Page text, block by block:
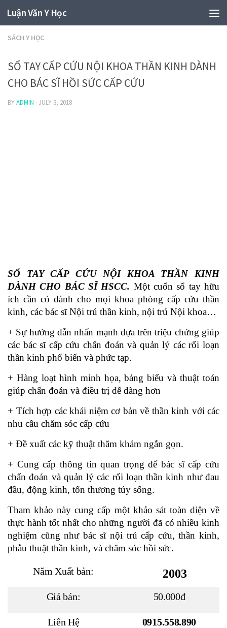
Luận Văn Y Học
SÁCH Y HỌC
SỔ TAY CẤP CỨU NỘI KHOA THẦN KINH DÀNH
CHO BÁC SĨ HỒI SỨC CẤP CỨU
BYADMIN · JULY 3, 2018
SỔ TAY CẤP CỨU NỘI KHOA THẦN KINH
DÀNH CHO BÁC SĨ HSCC. Một cuốn sổ tay hữu
ích cần có dành cho mọi khoa phòng cấp cứu thần
kinh, các bác sĩ Nội trú thần kinh, nội trú Nội khoa…
+ Sự hướng dẫn nhấn mạnh dựa trên triệu chứng giúp
các bác sĩ cấp cứu chẩn đoán và quản lý các rối loạn
thần kinh phổ biến và phức tạp.
+ Hàng loạt hình minh họa, bảng biểu và thuật toán
giúp chẩn đoán và điều trị dễ dàng hơn
+ Tích hợp các khái niệm cơ bản về thần kinh với các
nhu cầu chăm sóc cấp cứu
+ Đề xuất các kỹ thuật thăm khám ngắn gọn.
+ Cung cấp thông tin quan trọng để bác sĩ cấp cứu
chẩn đoán và quản lý các rối loạn thần kinh như đau
đầu, động kinh, tổn thương tủy sống.
Tham khảo này cung cấp một khảo sát toàn diện về
thực hành tốt nhất cho những người đã có nhiều kinh
nghiệm cũng như bác sĩ nội trú cấp cứu, thần kinh,
phẫu thuật thần kinh, và chăm sóc hồi sức.
Năm Xuất bản: 2003
Giá bán: 50.000đ
Liên Hệ 0915.558.890